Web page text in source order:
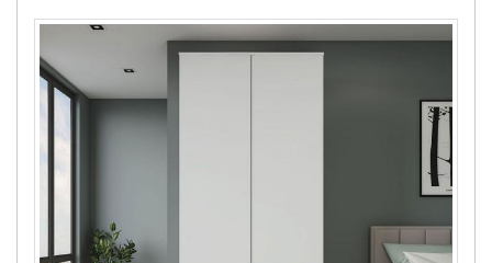
КАБИНЕТ